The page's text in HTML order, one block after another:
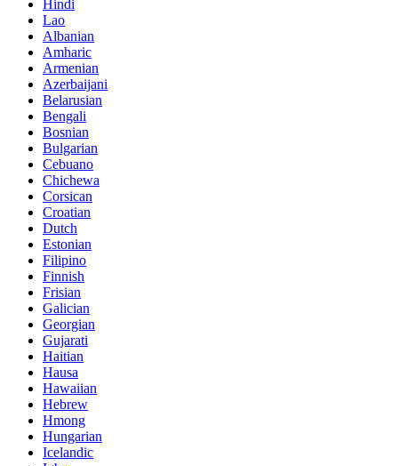
Hindi
Lao
Albanian
Amharic
Armenian
Azerbaijani
Belarusian
Bengali
Bosnian
Bulgarian
Cebuano
Chichewa
Corsican
Croatian
Dutch
Estonian
Filipino
Finnish
Frisian
Galician
Georgian
Gujarati
Haitian
Hausa
Hawaiian
Hebrew
Hmong
Hungarian
Icelandic